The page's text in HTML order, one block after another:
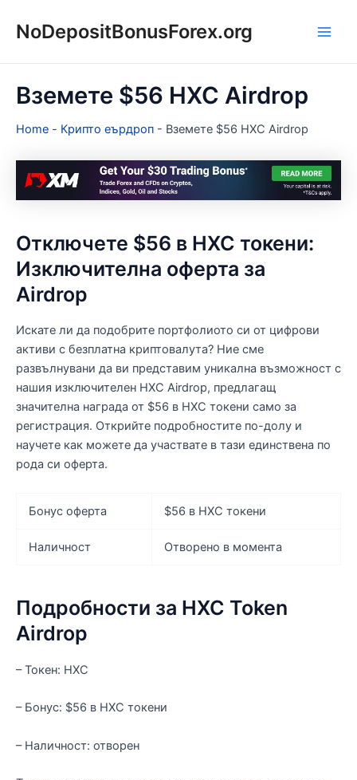
NoDepositBonusForex.org
Вземете $56 HXC Airdrop
Home - Крипто еърдроп - Вземете $56 HXC Airdrop
Отключете $56 в HXC токени:
Изключителна оферта за
Airdrop
Искате ли да подобрите портфолиото си от цифрови
активи с безплатна криптовалута? Ние сме
развълнувани да ви представим уникална възможност с
нашия изключителен HXC Airdrop, предлагащ
значителна награда от $56 в HXC токени само за
регистрация. Открийте подробностите по-долу и
научете как можете да участвате в тази единствена по
рода си оферта.
Бонус оферта $56 в HXC токени
Наличност Отворено в момента
Подробности за HXC Token
Airdrop
– Токен: HXC
– Бонус: $56 в HXC токени
– Наличност: отворен